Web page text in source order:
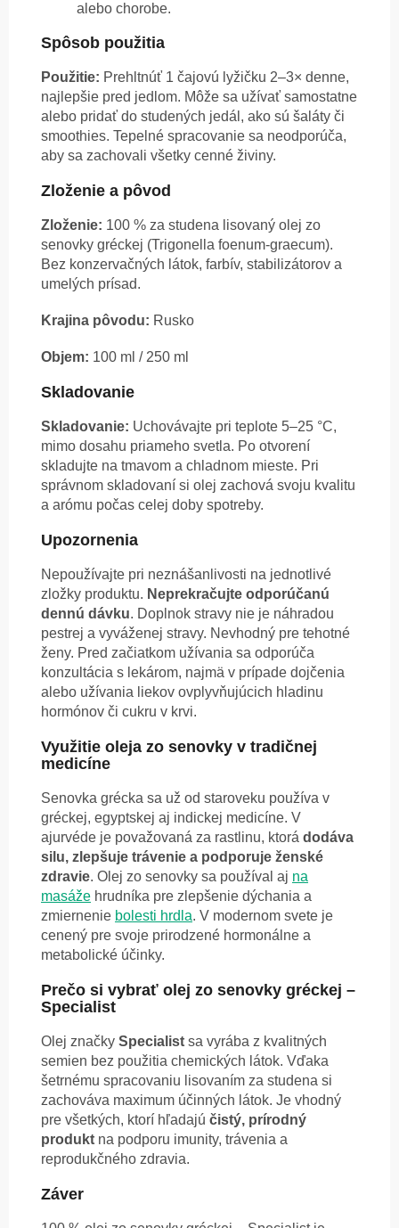
alebo chorobe.
Spôsob použitia
Použitie: Prehltnúť 1 čajovú lyžičku 2–3× denne,
najlepšie pred jedlom. Môže sa užívať samostatne
alebo pridať do studených jedál, ako sú šaláty či
smoothies. Tepelné spracovanie sa neodporúča,
aby sa zachovali všetky cenné živiny.
Zloženie a pôvod
Zloženie: 100 % za studena lisovaný olej zo
senovky gréckej (Trigonella foenum-graecum).
Bez konzervačných látok, farbív, stabilizátorov a
umelých prísad.
Krajina pôvodu: Rusko
Objem: 100 ml / 250 ml
Skladovanie
Skladovanie: Uchovávajte pri teplote 5–25 °C,
mimo dosahu priameho svetla. Po otvorení
skladujte na tmavom a chladnom mieste. Pri
správnom skladovaní si olej zachová svoju kvalitu
a arómu počas celej doby spotreby.
Upozornenia
Nepoužívajte pri neznášanlivosti na jednotlivé
zložky produktu. Neprekračujte odporúčanú
dennú dávku. Doplnok stravy nie je náhradou
pestrej a vyváženej stravy. Nevhodný pre tehotné
ženy. Pred začiatkom užívania sa odporúča
konzultácia s lekárom, najmä v prípade dojčenia
alebo užívania liekov ovplyvňujúcich hladinu
hormónov či cukru v krvi.
Využitie oleja zo senovky v tradičnej
medicíne
Senovka grécka sa už od staroveku používa v
gréckej, egyptskej aj indickej medicíne. V
ajurvéde je považovaná za rastlinu, ktorá dodáva
silu, zlepšuje trávenie a podporuje ženské
zdravie. Olej zo senovky sa používal aj na
masáže hrudníka pre zlepšenie dýchania a
zmiernenie bolesti hrdla. V modernom svete je
cenený pre svoje prirodzené hormonálne a
metabolické účinky.
Prečo si vybrať olej zo senovky gréckej –
Specialist
Olej značky Specialist sa vyrába z kvalitných
semien bez použitia chemických látok. Vďaka
šetrnému spracovaniu lisovaním za studena si
zachováva maximum účinných látok. Je vhodný
pre všetkých, ktorí hľadajú čistý, prírodný
produkt na podporu imunity, trávenia a
reprodukčného zdravia.
Záver